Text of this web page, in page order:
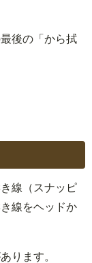
後の「から拭
線（スナッピ
線をヘッドか
ります。